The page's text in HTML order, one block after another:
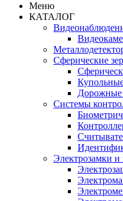
Меню
КАТАЛОГ
Сферические
Дорожные
Системы
Электрозамки и